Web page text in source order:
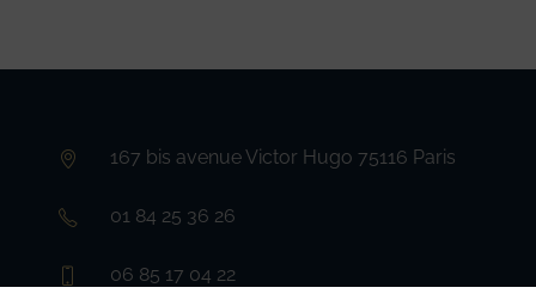
167 bis avenue Victor Hugo 75116 Paris
01 84 25 36 26
06 85 17 04 22